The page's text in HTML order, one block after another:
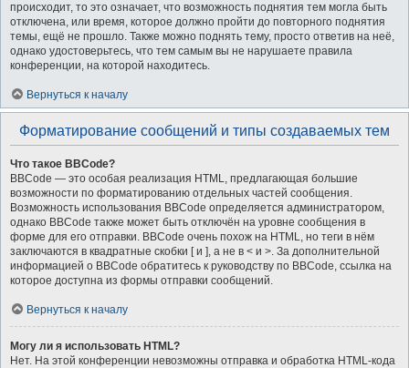
происходит, то это означает, что возможность поднятия тем могла быть
отключена, или время, которое должно пройти до повторного поднятия
темы, ещё не прошло. Также можно поднять тему, просто ответив на неё,
однако удостоверьтесь, что тем самым вы не нарушаете правила
конференции, на которой находитесь.
Вернуться к началу
Форматирование сообщений и типы создаваемых тем
Что такое BBCode?
BBCode — это особая реализация HTML, предлагающая большие
возможности по форматированию отдельных частей сообщения.
Возможность использования BBCode определяется администратором,
однако BBCode также может быть отключён на уровне сообщения в
форме для его отправки. BBCode очень похож на HTML, но теги в нём
заключаются в квадратные скобки [ и ], а не в < и >. За дополнительной
информацией о BBCode обратитесь к руководству по BBCode, ссылка на
которое доступна из формы отправки сообщений.
Вернуться к началу
Могу ли я использовать HTML?
Нет. На этой конференции невозможны отправка и обработка HTML-кода